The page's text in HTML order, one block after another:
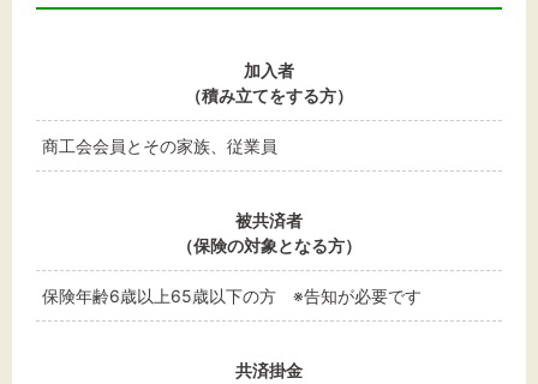
加入者
（積み立てをする方）
商工会会員とその家族、従業員
被共済者
（保険の対象となる方）
保険年齢6歳以上65歳以下の方 ※告知が必要です
共済掛金